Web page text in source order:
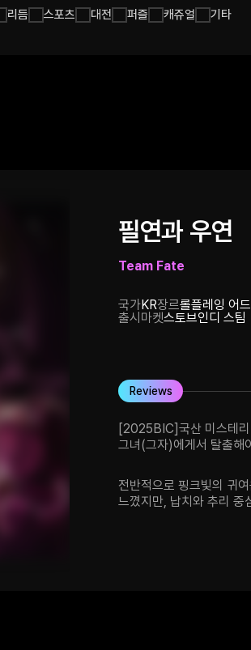
리듬 스포츠 대전 퍼즐 캐쥬얼 기타
필연과 우연
Team Fate
국가KR장르롤플레잉 어
출시마켓스토브인디 스팀
Reviews
[2025BIC]국산 미스테리
그녀(그자)에게서 탈출해
탈출하면 죽어...)해서 얻
수 있도록" 탈출해야함.
전반적으로 핑크빛의 귀
느꼈지만, 납치와 추리 중